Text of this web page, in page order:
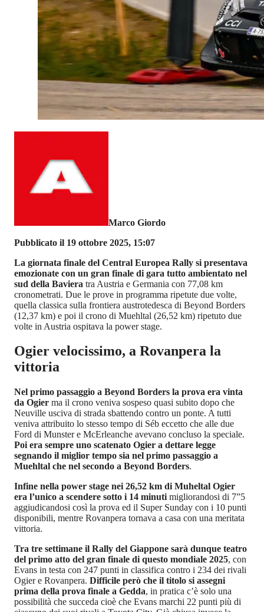
Marco Giordo
Pubblicato il 19 ottobre 2025, 15:07
La giornata finale del Central Europea Rally si presentava
emozionate con un gran finale di gara tutto ambientato nel
sud della Baviera tra Austria e Germania con 77,08 km
cronometrati. Due le prove in programma ripetute due volte,
quella classica sulla frontiera austrotedesca di Beyond Borders
(12,37 km) e poi il crono di Muehltal (26,52 km) ripetuto due
volte in Austria ospitava la power stage.
Ogier velocissimo, a Rovanpera la
vittoria
Nel primo passaggio a Beyond Borders la prova era vinta
da Ogier ma il crono veniva sospeso quasi subito dopo che
Neuville usciva di strada sbattendo contro un ponte. A tutti
veniva attribuito lo stesso tempo di Séb eccetto che alle due
Ford di Munster e McErleanche avevano concluso la speciale.
Poi era sempre uno scatenato Ogier a dettare legge
segnando il miglior tempo sia nel primo passaggio a
Muehltal che nel secondo a Beyond Borders.
Infine nella power stage nei 26,52 km di Muheltal Ogier
era l’unico a scendere sotto i 14 minuti migliorandosi di 7”5
aggiudicandosi così la prova ed il Super Sunday con i 10 punti
disponibili, mentre Rovanpera tornava a casa con una meritata
vittoria.
Tra tre settimane il Rally del Giappone sarà dunque teatro
del primo atto del gran finale di questo mondiale 2025, con
Evans in testa con 247 punti in classifica contro i 234 dei rivali
Ogier e Rovanpera. Difficile però che il titolo si assegni
prima della prova finale a Gedda, in pratica c’è solo una
possibilità che succeda cioè che Evans marchi 22 punti più di